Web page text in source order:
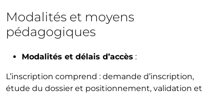
Modalités et moyens
pédagogiques
Modalités et délais d’accès :
L’inscription comprend : demande d’inscription,
étude du dossier et positionnement, validation et